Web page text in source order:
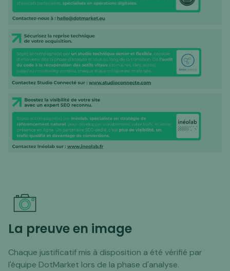
La preuve en image
Chaque justificatif mis à disposition a été vérifié par
l'équipe DotMarket lors de la phase d'analyse.